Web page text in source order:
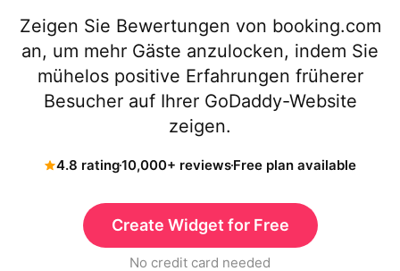
Zeigen Sie Bewertungen von booking.com
an, um mehr Gäste anzulocken, indem Sie
mühelos positive Erfahrungen früherer
Besucher auf Ihrer GoDaddy-Website
zeigen.
4.8 rating10,000+ reviewsFree plan available
Create Widget for Free
No credit card needed